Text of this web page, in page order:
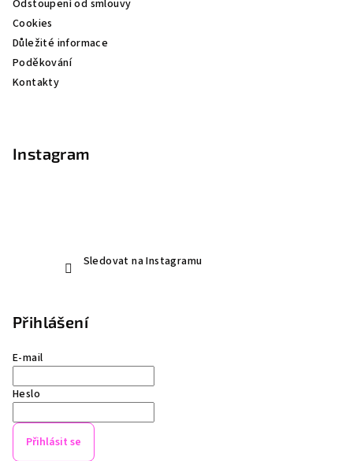
Odstoupení od smlouvy
Cookies
Důležité informace
Poděkování
Kontakty
Instagram
Sledovat na Instagramu
Přihlášení
E-mail
Heslo
Přihlásit se